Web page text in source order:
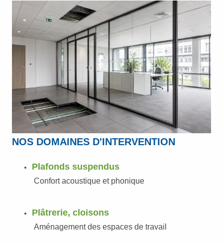
NOS DOMAINES D'INTERVENTION
Plafonds suspendus
Confort acoustique et phonique
Plâtrerie, cloisons
Aménagement des espaces de travail